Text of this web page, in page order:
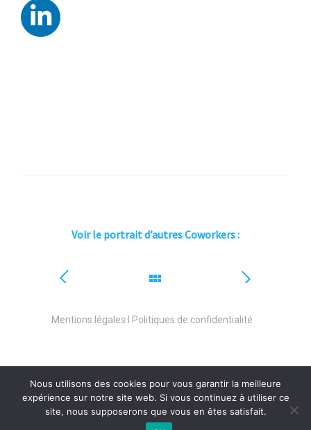
Voir le portrait d’autres Coworkers :
Mentions légales l Politiques de confidentialité
Nous utilisons des cookies pour vous garantir la meilleure
expérience sur notre site web. Si vous continuez à utiliser ce
site, nous supposerons que vous en êtes satisfait.